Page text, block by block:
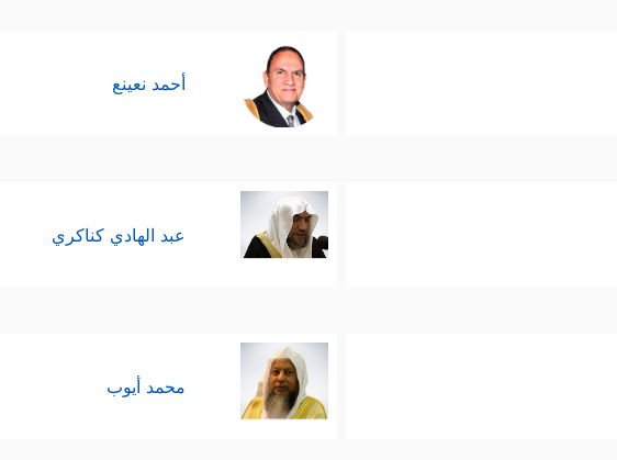
وأساس كلِّ خيرٍ، وهو الذي يحقق الانسجام بين الإنسان
﴿قُلۡ أَغَیۡرَ ٱللَّهِ أَبۡغِی رَبࣰّا وَهُوَ رَبُّ كُلِّ شَیۡءࣲۚ ﴾
أحمد نعينع
عبد الهادي كناكري
محمد أيوب